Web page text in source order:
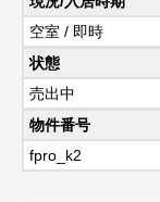
空室 / 即時
状態
売出中
物件番号
fpro_k2